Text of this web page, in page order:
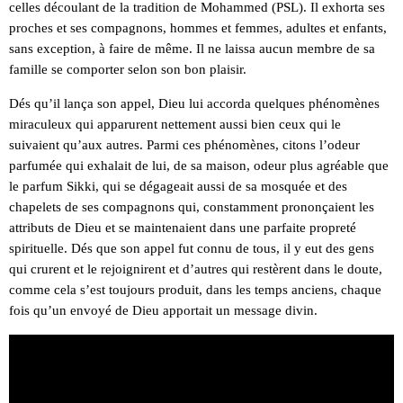
celles découlant de la tradition de Mohammed (PSL). Il exhorta ses
proches et ses compagnons, hommes et femmes, adultes et enfants,
sans exception, à faire de même. Il ne laissa aucun membre de sa
famille se comporter selon son bon plaisir.
Dés qu’il lança son appel, Dieu lui accorda quelques phénomènes
miraculeux qui apparurent nettement aussi bien ceux qui le
suivaient qu’aux autres. Parmi ces phénomènes, citons l’odeur
parfumée qui exhalait de lui, de sa maison, odeur plus agréable que
le parfum Sikki, qui se dégageait aussi de sa mosquée et des
chapelets de ses compagnons qui, constamment prononçaient les
attributs de Dieu et se maintenaient dans une parfaite propreté
spirituelle. Dés que son appel fut connu de tous, il y eut des gens
qui crurent et le rejoignirent et d’autres qui restèrent dans le doute,
comme cela s’est toujours produit, dans les temps anciens, chaque
fois qu’un envoyé de Dieu apportait un message divin.